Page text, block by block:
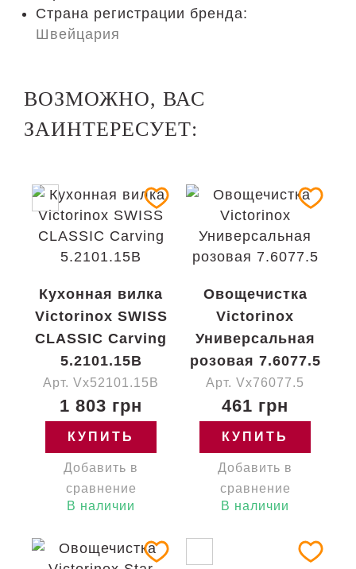
Страна регистрации бренда:
Швейцария
ВОЗМОЖНО, ВАС
ЗАИНТЕРЕСУЕТ:
Кухонная вилка
Victorinox SWISS
CLASSIC Carving
5.2101.15B
Арт. Vx52101.15B
1 803 грн
КУПИТЬ
Добавить в
сравнение
В наличии
Овощечистка
Victorinox
Универсальная
розовая 7.6077.5
Арт. Vx76077.5
461 грн
КУПИТЬ
Добавить в
сравнение
В наличии